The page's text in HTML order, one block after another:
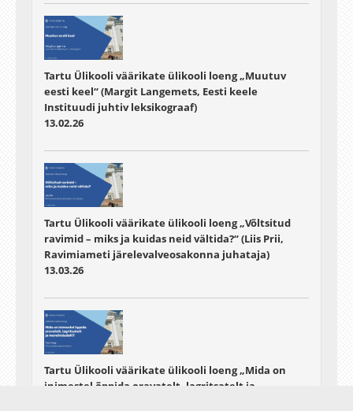
Tartu Ülikooli väärikate ülikooli loeng „Muutuv
eesti keel“ (Margit Langemets, Eesti keele
Instituudi juhtiv leksikograaf)
13.02.26
Tartu Ülikooli väärikate ülikooli loeng „Võltsitud
ravimid – miks ja kuidas neid vältida?“ (Liis Prii,
Ravimiameti järelevalveosakonna juhataja)
13.03.26
Tartu Ülikooli väärikate ülikooli loeng „Mida on
inimestel õppida oravatelt, lagritsatelt ja